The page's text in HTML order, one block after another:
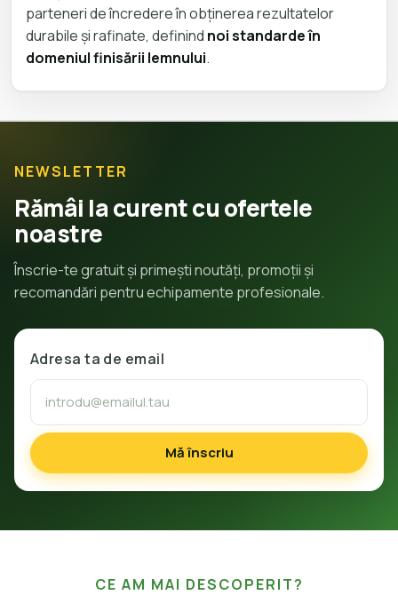
parteneri de încredere în obținerea rezultatelor
durabile și rafinate, definind noi standarde în
domeniul finisării lemnului.
NEWSLETTER
Rămâi la curent cu ofertele
noastre
Înscrie-te gratuit și primești noutăți, promoții și
recomandări pentru echipamente profesionale.
Adresa ta de email
Mă înscriu
CE AM MAI DESCOPERIT?